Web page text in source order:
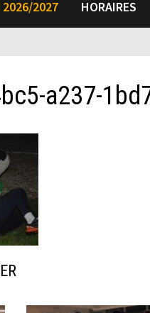
2026/2027 HORAIRES
a237-